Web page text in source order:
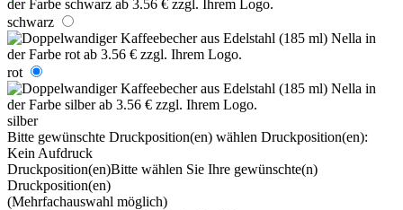
schwarz
rot
silber
Bitte gewünschte Druckposition(en) wählen Druckposition(en):
Kein Aufdruck
Druckposition(en)Bitte wählen Sie Ihre gewünschte(n)
Druckposition(en)
(Mehrfachauswahl möglich)